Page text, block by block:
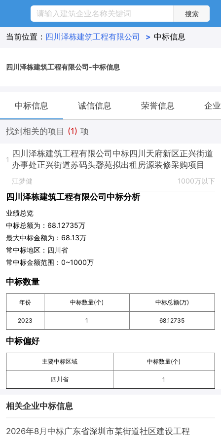
当前位置： 四川泽栋建筑工程有限公司 > 中标信息
四川泽栋建筑工程有限公司-中标信息
中标信息 诚信信息 荣誉信息 企
找到相关的项目 (1) 项
1
四川泽栋建筑工程有限公司中标四川天府新区正兴街道
办事处正兴街道苏码头馨苑拟出租房源装修采购项目
江梦健 1000万以下
四川泽栋建筑工程有限公司中标分析
业绩总览
中标总额为：68.12735万
最大中标金额为：68.13万
常中标地区：四川省
常中标金额范围：0~1000万
中标数量
年份 中标数量(个) 中标总额(万)
2023 1 68.12735
中标偏好
主要中标区域 中标数量(个)
四川省 1
相关企业中标信息
2026年8月中标广东省深圳市某街道社区建设工程